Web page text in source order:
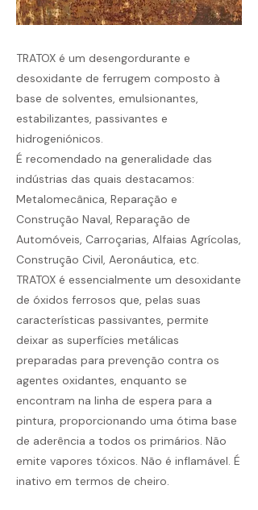
TRATOX é um desengordurante e
desoxidante de ferrugem composto à
base de solventes, emulsionantes,
estabilizantes, passivantes e
hidrogeniónicos.
É recomendado na generalidade das
indústrias das quais destacamos:
Metalomecânica, Reparação e
Construção Naval, Reparação de
Automóveis, Carroçarias, Alfaias Agrícolas,
Construção Civil, Aeronáutica, etc.
TRATOX é essencialmente um desoxidante
de óxidos ferrosos que, pelas suas
características passivantes, permite
deixar as superfícies metálicas
preparadas para prevenção contra os
agentes oxidantes, enquanto se
encontram na linha de espera para a
pintura, proporcionando uma ótima base
de aderência a todos os primários. Não
emite vapores tóxicos. Não é inflamável. É
inativo em termos de cheiro.